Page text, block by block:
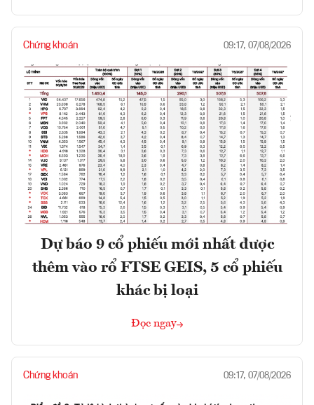
Chứng khoán 09:17, 07/08/2026
Dự báo 9 cổ phiếu mới nhất được
thêm vào rổ FTSE GEIS, 5 cổ phiếu
khác bị loại
Đọc ngay
Chứng khoán 09:17, 07/08/2026